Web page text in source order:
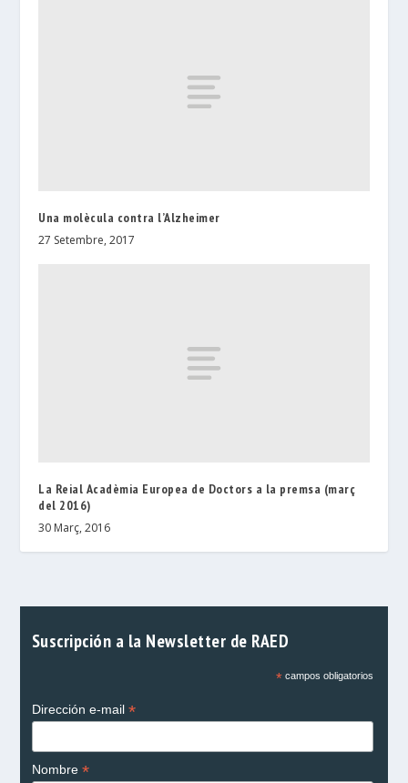
Una molècula contra l’Alzheimer
27 Setembre, 2017
La Reial Acadèmia Europea de Doctors a la premsa (març
del 2016)
30 Març, 2016
Suscripción a la Newsletter de RAED
*campos obligatorios
Dirección e-mail *
Nombre *